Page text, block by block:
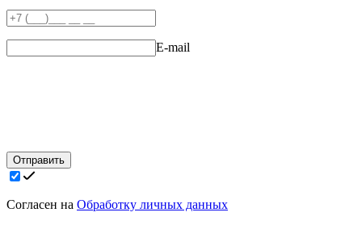
E-mail
Отправить
Согласен на Обработку личных данных